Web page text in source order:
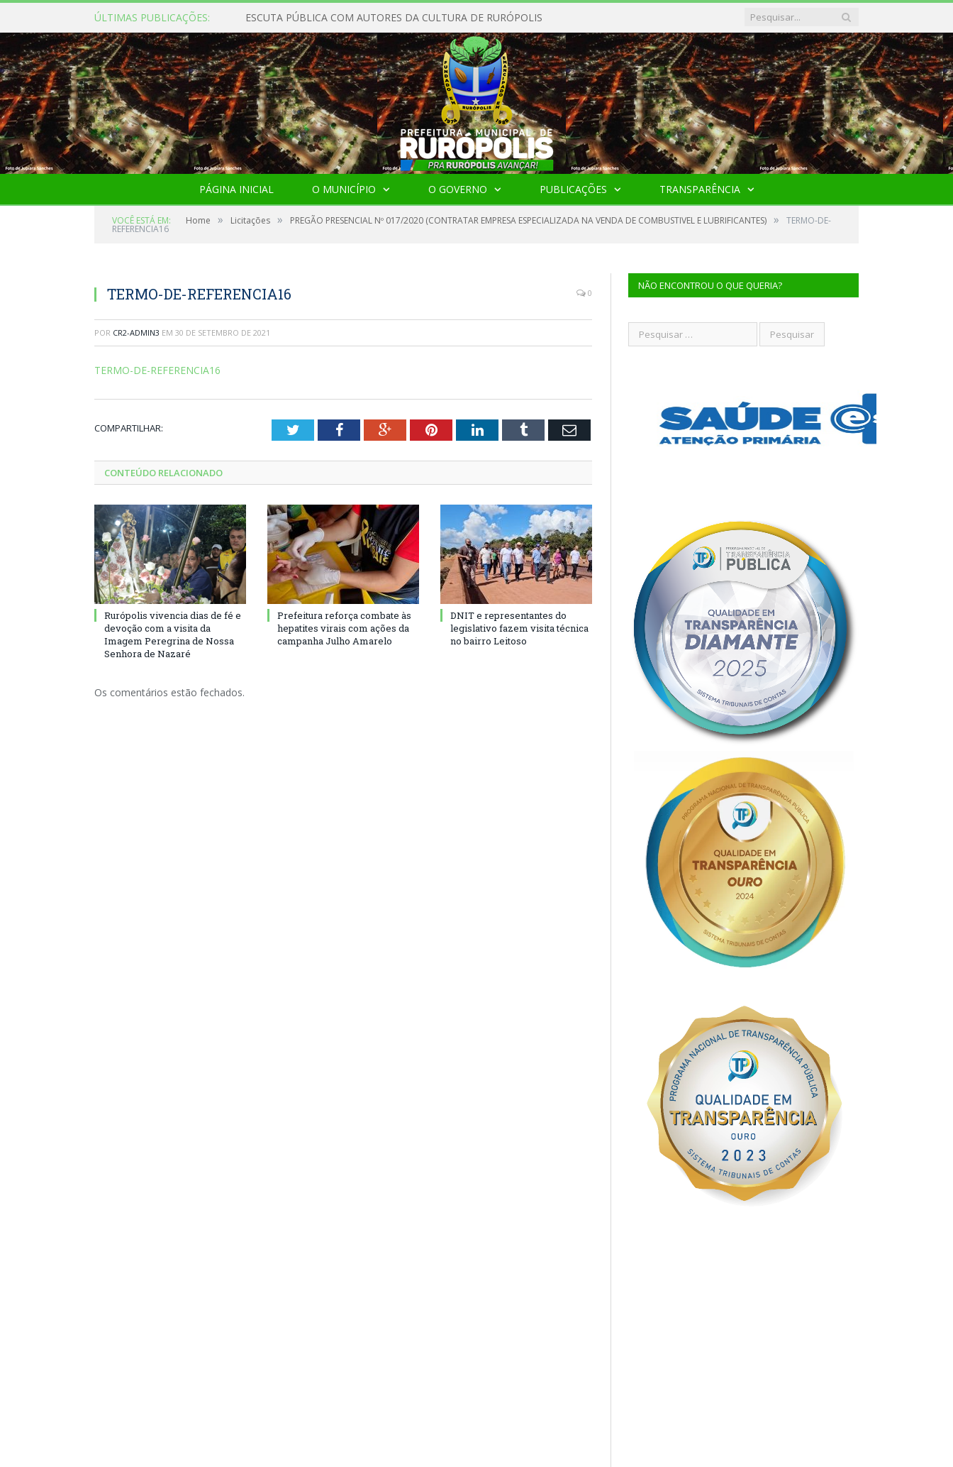
ÚLTIMAS PUBLICAÇÕES: ESCUTA PÚBLICA COM AUTORES DA CULTURA DE RURÓPOLIS
PÁGINA INICIAL O MUNICÍPIO O GOVERNO PUBLICAÇÕES TRANSPARÊNCIA
VOCÊ ESTÁ EM: Home » Licitações » PREGÃO PRESENCIAL Nº 017/2020 (CONTRATAR EMPRESA ESPECIALIZADA NA VENDA DE COMBUSTIVEL E LUBRIFICANTES) » TERMO-DE-
REFERENCIA16
TERMO-DE-REFERENCIA16 0
POR CR2-ADMIN3 EM 30 DE SETEMBRO DE 2021
TERMO-DE-REFERENCIA16
COMPARTILHAR: TwitterFacebookGoogle+PinterestLinkedInTumblr Email
CONTEÚDO RELACIONADO
Rurópolis vivencia dias de fé e
devoção com a visita da
Imagem Peregrina de Nossa
Senhora de Nazaré
Prefeitura reforça combate às
hepatites virais com ações da
campanha Julho Amarelo
DNIT e representantes do
legislativo fazem visita técnica
no bairro Leitoso
Os comentários estão fechados.
NÃO ENCONTROU O QUE QUERIA?